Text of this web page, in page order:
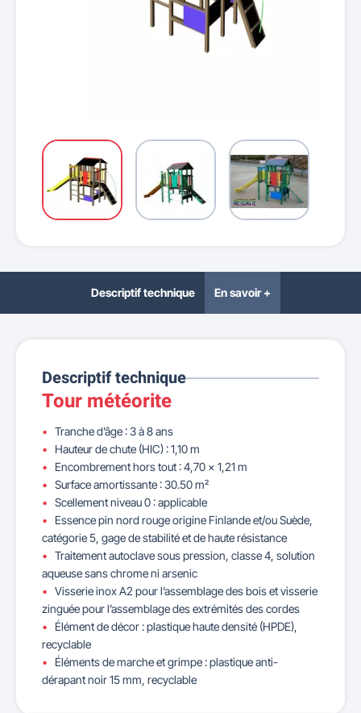
Descriptif technique En savoir +
Descriptif technique
Tour météorite
Tranche d’âge : 3 à 8 ans
Hauteur de chute (HIC) : 1,10 m
Encombrement hors tout : 4,70 x 1,21 m
Surface amortissante : 30.50 m²
Scellement niveau 0 : applicable
Essence pin nord rouge origine Finlande et/ou Suède,
catégorie 5, gage de stabilité et de haute résistance
Traitement autoclave sous pression, classe 4, solution
aqueuse sans chrome ni arsenic
Visserie inox A2 pour l’assemblage des bois et visserie
zinguée pour l’assemblage des extrémités des cordes
Élément de décor : plastique haute densité (HPDE),
recyclable
Éléments de marche et grimpe : plastique anti-
dérapant noir 15 mm, recyclable